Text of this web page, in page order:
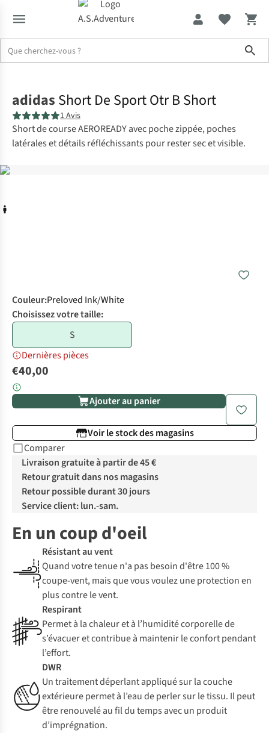
adidas Short De Sport Otr B Short
1 Avis
Short de course AEROREADY avec poche zippée, poches
latérales et détails réfléchissants pour rester sec et visible.
Couleur:Preloved Ink/White
Choisissez votre taille:
S
Dernières pièces
€40,00
Ajouter au panier
Voir le stock des magasins
Comparer
Livraison gratuite à partir de 45 €
Retour gratuit dans nos magasins
Retour possible durant 30 jours
Service client: lun.-sam.
En un coup d'oeil
Résistant au vent
Quand votre tenue n'a pas besoin d'être 100 %
coupe-vent, mais que vous voulez une protection en
plus contre le vent.
Respirant
Permet à la chaleur et à l’humidité corporelle de
s’évacuer et contribue à maintenir le confort pendant
l’effort.
DWR
Un traitement déperlant appliqué sur la couche
extérieure permet à l’eau de perler sur le tissu. Il peut
être renouvelé au fil du temps avec un produit
d’imprégnation.